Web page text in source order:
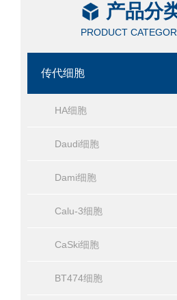
产品分
PRODUCT
传代细胞
HA细胞
Daudi细胞
Dami细胞
Calu-3细胞
CaSki细胞
BT474细胞